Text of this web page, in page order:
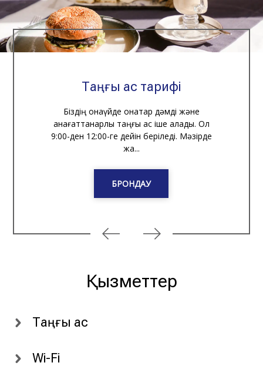
Таңғы ас тарифі
Біздің қонақүйде қонақтар дәмді және
қанағаттанарлық таңғы ас іше алады. Ол
9:00-ден 12:00-ге дейін беріледі. Мәзірде
жа...
БРОНДАУ
Қызметтер
Таңғы ас
Wi-Fi